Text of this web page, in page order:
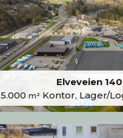
Elveveien
5.000 m²Kontor, Lager/